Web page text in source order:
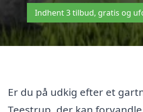
Indhent 3 tilbud, gratis og
Er du på udkig efter et